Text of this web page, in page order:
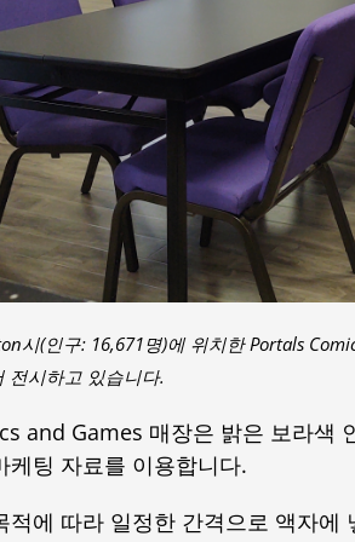
시(인구: 16,671명)에 위치한 Portals
전시하고 있습니다.
and Games 매장은 밝은 보라색
케팅 자료를 이용합니다.
적에 따라 일정한 간격으로 액자